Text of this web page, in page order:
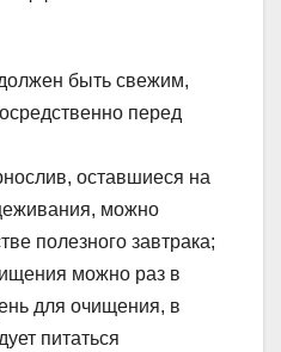
быть свежим,
перед
оставшиеся на
можно
полезного завтрака;
можно раз в
для очищения, в
питаться